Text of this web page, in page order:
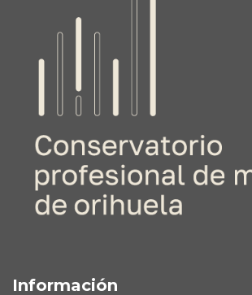
Información